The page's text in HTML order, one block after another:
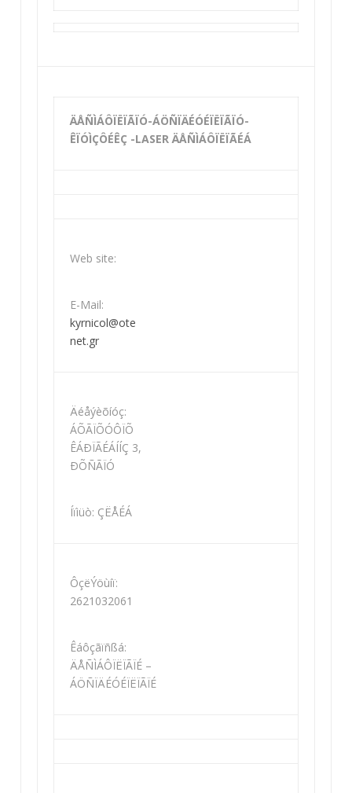
ÄÅÑÌÁÔÏËÏÃÏÓ-ÁÖÑÏÄÉÓÉÏËÏÃÏÓ-
ÊÏÓÌÇÔÉÊÇ -LASER ÄÅÑÌÁÔÏËÏÃÉÁ
Web site:
E-Mail:
kyrnicol@ote
net.gr
Äéåýèõíóç:
ÁÕÃÏÕÓÔÏÕ
ÊÁÐÏÃÉÁÍÍÇ 3,
ÐÕÑÃÏÓ
Íïìüò: ÇËÅÉÁ
ÔçëÝöùíï:
2621032061
Êáôçãïñßá:
ÄÅÑÌÁÔÏËÏÃÏÉ –
ÁÖÑÏÄÉÓÉÏËÏÃÏÉ